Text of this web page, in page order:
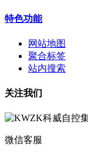
特色功能
网站地图
聚合标签
站内搜索
关注我们
微信客服